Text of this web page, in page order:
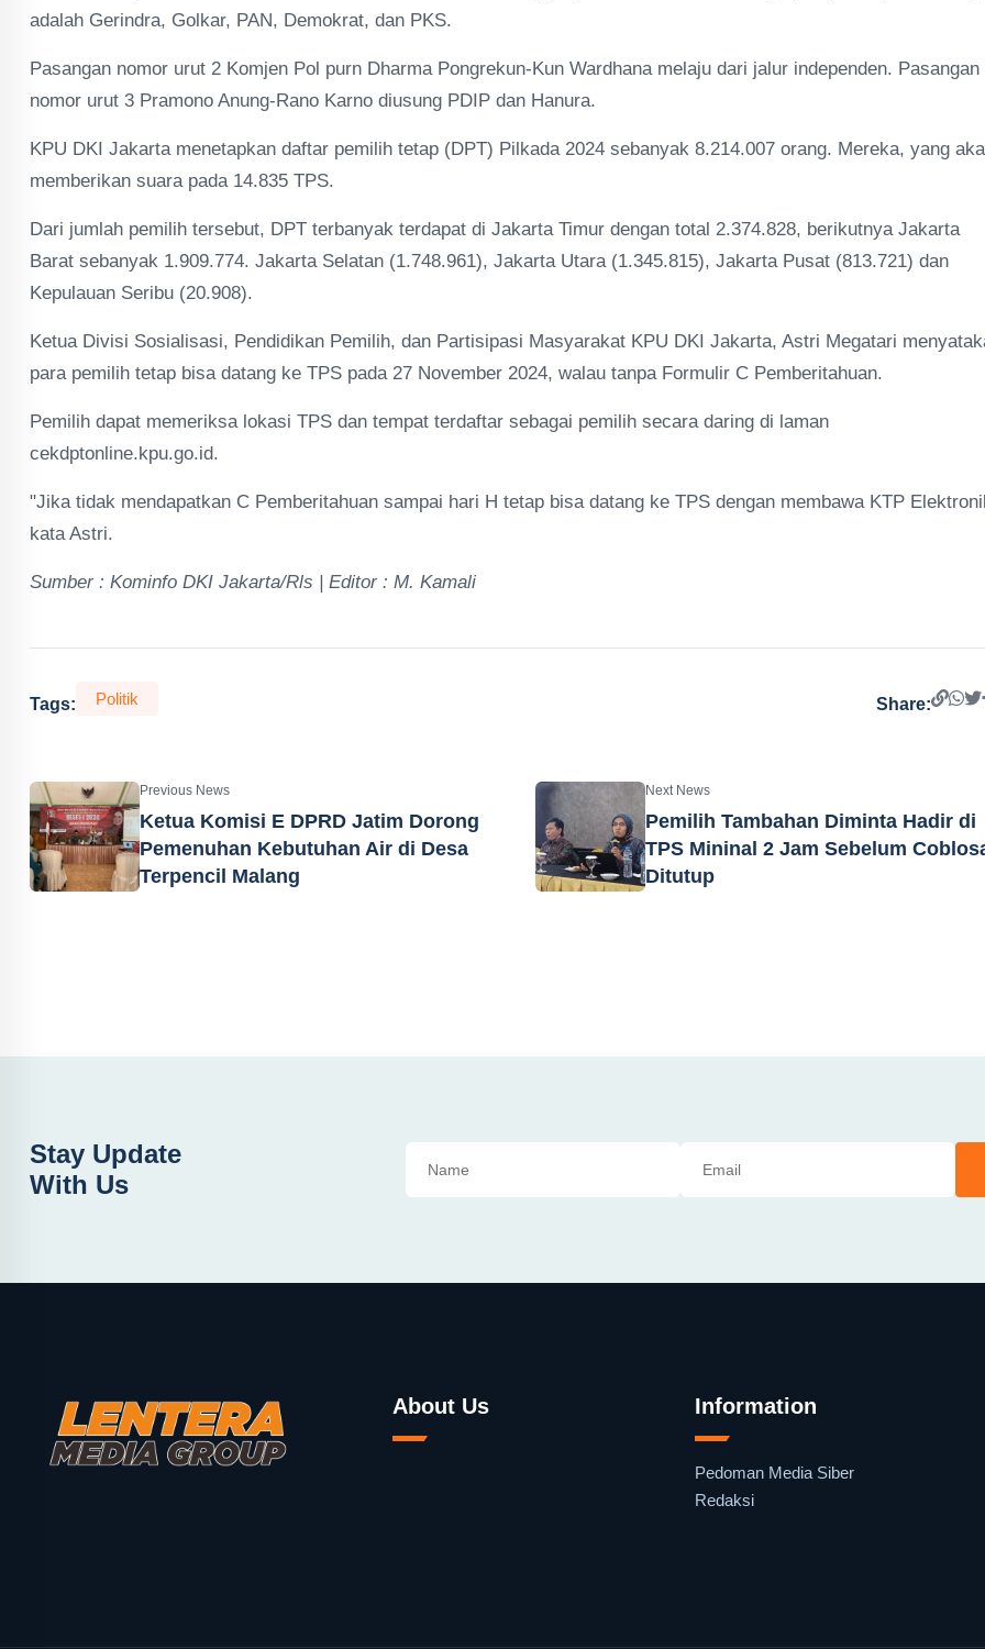
adalah Gerindra, Golkar, PAN, Demokrat, dan PKS.
Pasangan nomor urut 2 Komjen Pol purn Dharma Pongrekun-Kun Wardhana melaju dari jalur independen. Pasangan
nomor urut 3 Pramono Anung-Rano Karno diusung PDIP dan Hanura.
KPU DKI Jakarta menetapkan daftar pemilih tetap (DPT) Pilkada 2024 sebanyak 8.214.007 orang. Mereka, yang
memberikan suara pada 14.835 TPS.
Dari jumlah pemilih tersebut, DPT terbanyak terdapat di Jakarta Timur dengan total 2.374.828, berikutnya Jakarta
Barat sebanyak 1.909.774. Jakarta Selatan (1.748.961), Jakarta Utara (1.345.815), Jakarta Pusat (813.721) dan
Kepulauan Seribu (20.908).
Ketua Divisi Sosialisasi, Pendidikan Pemilih, dan Partisipasi Masyarakat KPU DKI Jakarta, Astri Megatari
para pemilih tetap bisa datang ke TPS pada 27 November 2024, walau tanpa Formulir C Pemberitahuan.
Pemilih dapat memeriksa lokasi TPS dan tempat terdaftar sebagai pemilih secara daring di laman
cekdptonline.kpu.go.id.
"Jika tidak mendapatkan C Pemberitahuan sampai hari H tetap bisa datang ke TPS dengan membawa KTP
kata Astri.
Sumber : Kominfo DKI Jakarta/Rls | Editor : M. Kamali
Tags: Politik Share:
Previous News
Ketua Komisi E DPRD Jatim Dorong
Pemenuhan Kebutuhan Air di Desa
Terpencil Malang
Next News
Pemilih Tambahan Diminta Hadir di
TPS Mininal 2 Jam Sebelum
Ditutup
Stay Update
With Us
About Us Information
Pedoman Media Siber
Redaksi